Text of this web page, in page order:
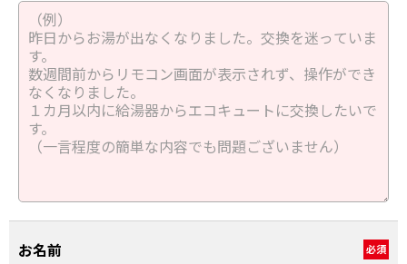
お名前 必須